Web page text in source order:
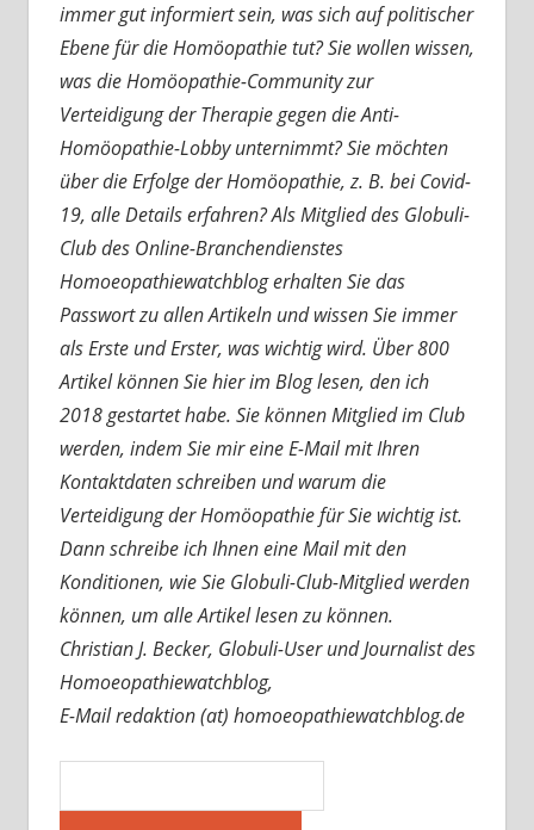
immer gut informiert sein, was sich auf politischer
Ebene für die Homöopathie tut? Sie wollen wissen,
was die Homöopathie-Community zur
Verteidigung der Therapie gegen die Anti-
Homöopathie-Lobby unternimmt? Sie möchten
über die Erfolge der Homöopathie, z. B. bei Covid-
19, alle Details erfahren? Als Mitglied des Globuli-
Club des Online-Branchendienstes
Homoeopathiewatchblog erhalten Sie das
Passwort zu allen Artikeln und wissen Sie immer
als Erste und Erster, was wichtig wird. Über 800
Artikel können Sie hier im Blog lesen, den ich
2018 gestartet habe. Sie können Mitglied im Club
werden, indem Sie mir eine E-Mail mit Ihren
Kontaktdaten schreiben und warum die
Verteidigung der Homöopathie für Sie wichtig ist.
Dann schreibe ich Ihnen eine Mail mit den
Konditionen, wie Sie Globuli-Club-Mitglied werden
können, um alle Artikel lesen zu können.
Christian J. Becker, Globuli-User und Journalist des
Homoeopathiewatchblog,
E-Mail redaktion (at) homoeopathiewatchblog.de